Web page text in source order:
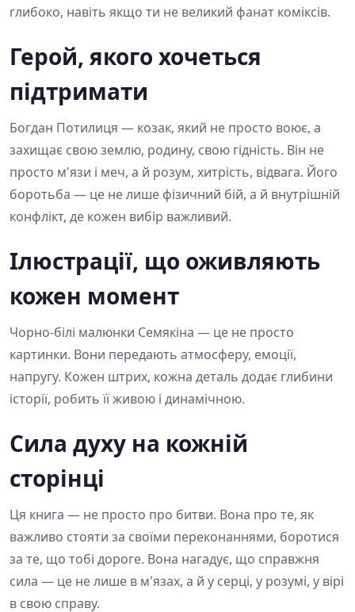
глибоко, навіть якщо ти не великий фанат коміксів.
Герой, якого хочеться
підтримати
Богдан Потилиця — козак, який не просто воює, а
захищає свою землю, родину, свою гідність. Він не
просто м'язи і меч, а й розум, хитрість, відвага. Його
боротьба — це не лише фізичний бій, а й внутрішній
конфлікт, де кожен вибір важливий.
Ілюстрації, що оживляють
кожен момент
Чорно-білі малюнки Семякіна — це не просто
картинки. Вони передають атмосферу, емоції,
напругу. Кожен штрих, кожна деталь додає глибини
історії, робить її живою і динамічною.
Сила духу на кожній
сторінці
Ця книга — не просто про битви. Вона про те, як
важливо стояти за своїми переконаннями, боротися
за те, що тобі дороге. Вона нагадує, що справжня
сила — це не лише в м'язах, а й у серці, у розумі, у вірі
в свою справу.